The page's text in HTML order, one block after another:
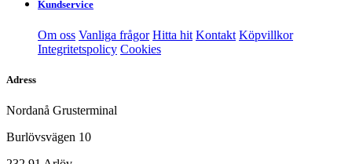
Kundservice
Om oss Vanliga frågor Hitta hit Kontakt Köpvillkor
Integritetspolicy Cookies
Adress
Nordanå Grusterminal
Burlövsvägen 10